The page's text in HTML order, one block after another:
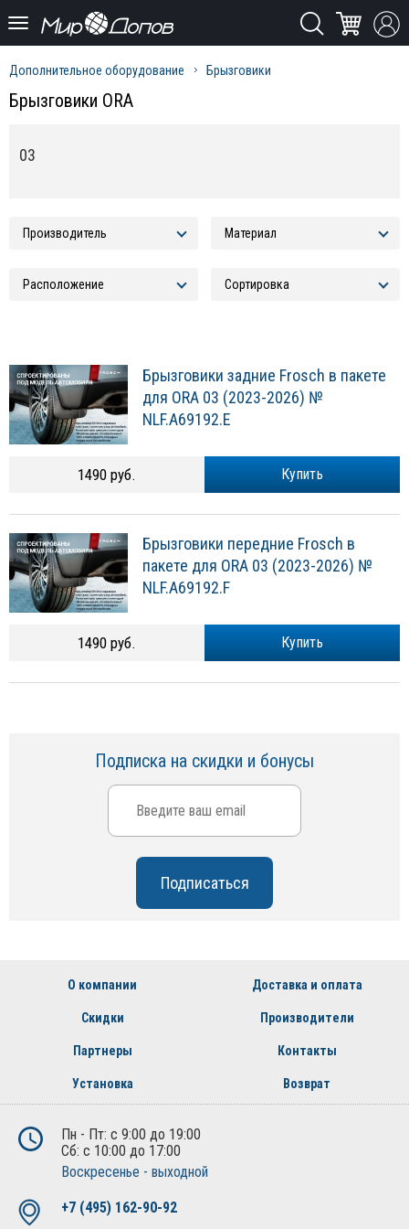
Дополнительное оборудование Брызговики
Брызговики ORA
03
Брызговики задние Frosch в пакете
для ORA 03 (2023-2026) №
NLF.A69192.E
Купить
1490 руб.
Брызговики передние Frosch в
пакете для ORA 03 (2023-2026) №
NLF.A69192.F
Купить
1490 руб.
Подписка на скидки и бонусы
О компании Доставка и оплата
Скидки Производители
Партнеры Контакты
Установка Возврат
Пн - Пт: с 9:00 до 19:00
Сб: с 10:00 до 17:00
Воскресенье - выходной
+7 (495) 162-90-92